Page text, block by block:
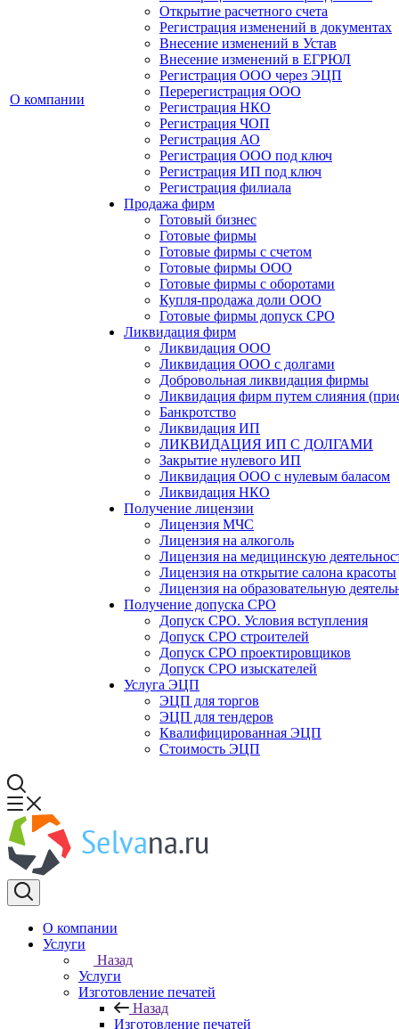
О компании
Открытие расчетного счета
Регистрация изменений в документах
Внесение изменений в Устав
Внесение изменений в ЕГРЮЛ
Регистрация ООО через ЭЦП
Перерегистрация ООО
Регистрация НКО
Регистрация ЧОП
Регистрация АО
Регистрация ООО под ключ
Регистрация ИП под ключ
Регистрация филиала
Продажа фирм
Готовый бизнес
Готовые фирмы
Готовые фирмы с счетом
Готовые фирмы OOO
Готовые фирмы с оборотами
Купля-продажа доли ООО
Готовые фирмы допуск СРО
Ликвидация фирм
Ликвидация ООО
Ликвидация ООО с долгами
Добровольная ликвидация фирмы
Ликвидация фирм путем слияния
Банкротство
Ликвидация ИП
ЛИКВИДАЦИЯ ИП С ДОЛГАМИ
Закрытие нулевого ИП
Ликвидация ООО с нулевым баласом
Ликвидация НКО
Получение лицензии
Лицензия МЧС
Лицензия на алкоголь
Лицензия на медицинскую
Лицензия на открытие салона красоты
Лицензия на образовательную
Получение допуска СРО
Допуск СРО. Условия вступления
Допуск СРО строителей
Допуск СРО проектировщиков
Допуск СРО изыскателей
Услуга ЭЦП
ЭЦП для торгов
ЭЦП для тендеров
Квалифицированная ЭЦП
Стоимость ЭЦП
О компании
Услуги
Назад
Услуги
Изготовление печатей
Назад
Изготовление печатей